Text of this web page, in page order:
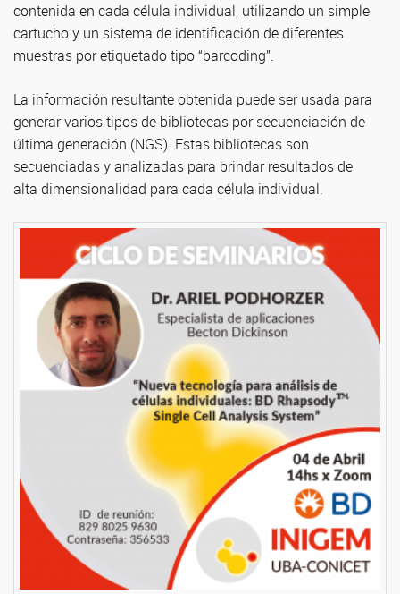
contenida en cada célula individual, utilizando un simple
cartucho y un sistema de identificación de diferentes
muestras por etiquetado tipo “barcoding”.
La información resultante obtenida puede ser usada para
generar varios tipos de bibliotecas por secuenciación de
última generación (NGS). Estas bibliotecas son
secuenciadas y analizadas para brindar resultados de
alta dimensionalidad para cada célula individual.